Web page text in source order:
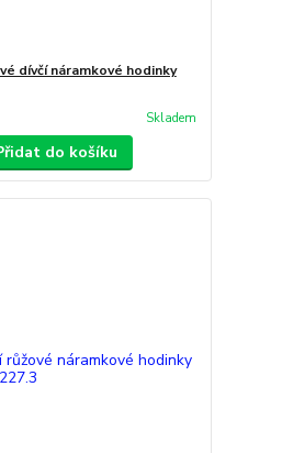
dívčí náramkové hodinky
Skladem
do košíku